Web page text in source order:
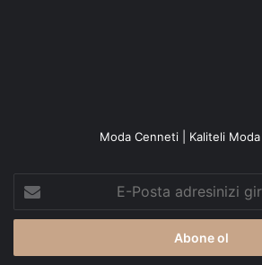
Moda Cenneti | Kaliteli
Posta
adresinizi